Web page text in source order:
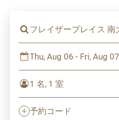
フレイザープレイス 南
Thu, Aug 06 - Fri, Aug 07
1 名, 1 室
予約コード